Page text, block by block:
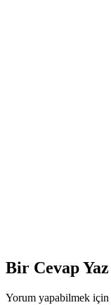
Bir Cevap Yaz
Yorum yapabilmek için